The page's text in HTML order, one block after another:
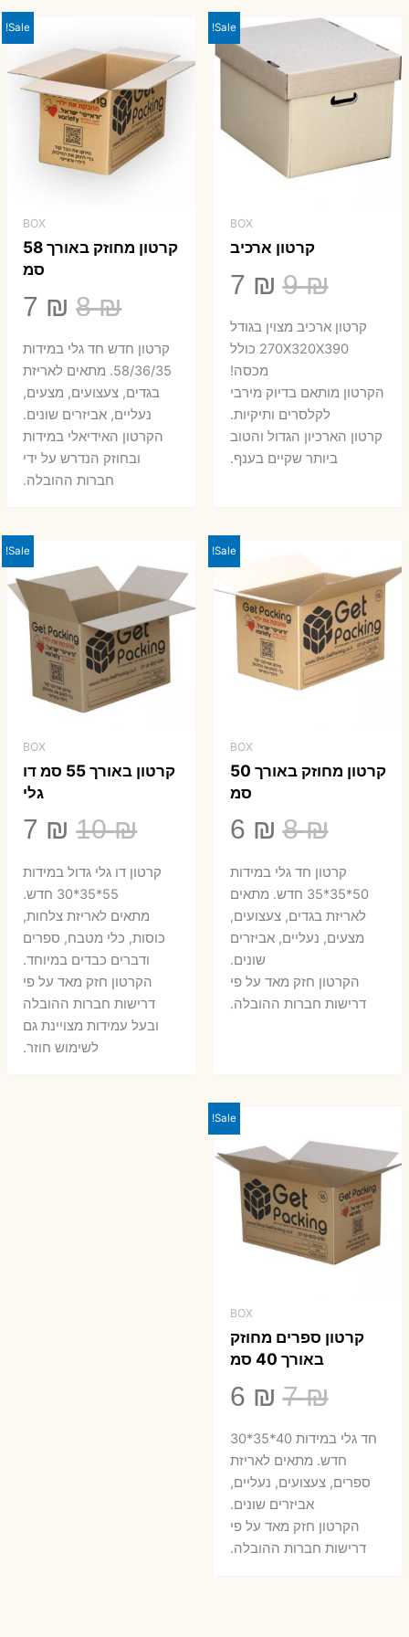
29 ₪.
23 ₪.
Sale!
BOX
קרטון ארכיב
9₪
המחיר
המקורי
היה:
9 ₪.
7 ₪
הנוכחי
הוא:
קרטון ארכיב מצוין בגודל
270X320X390 כולל
מכסה!
הקרטון מותאם בדיוק מירבי
לקלסרים ותיקיות.
קרטון הארכיון הגדול והטוב
ביותר שקיים בענף.
Sale!
BOX
קרטון מחוזק באורך 58
סמ
8₪
היה:
8 ₪.
7 ₪
7 ₪.
קרטון חדש חד גלי במידות
58/36/35. מתאים לאריזת
בגדים, צעצועים, מצעים,
נעליים, אביזרים שונים.
הקרטון האידיאלי במידות
ובחוזק הנדרש על ידי
חברות ההובלה.
Sale!
BOX
קרטון מחוזק באורך 50
סמ
8₪
המחיר
המקורי
היה:
8 ₪.
6 ₪
הנוכחיקרטון חד גלי במידות
50*35*35 חדש. מתאים
לאריזת בגדים, צעצועים,
מצעים, נעליים, אביזרים
שונים.
הקרטון חזק מאד על פי
דרישות חברות ההובלה.
Sale!
BOX
קרטון באורך 55 סמ דו
גלי
10₪
היה:
10 ₪.
7 ₪
7 ₪.
קרטון דו גלי גדול במידות
55*35*30 חדש.
מתאים לאריזת צלחות,
כוסות, כלי מטבח, ספרים
ודברים כבדים במיוחד.
הקרטון חזק מאד על פי
דרישות חברות ההובלה
ובעל עמידות מצויינת גם
לשימוש חוזר.
Sale!
BOX
קרטון ספרים מחוזק
באורך 40 סמ
7₪
המחיר
המקורי
היה:
7 ₪.
6 ₪
הוא:
חד גלי במידות 40*35*30
חדש. מתאים לאריזת
ספרים, צעצועים, נעליים,
אביזרים שונים.
הקרטון חזק מאד על פי
דרישות חברות ההובלה.